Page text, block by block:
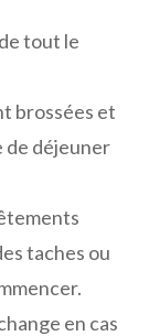
tout le
brossées et
de déjeuner
taches ou
en cas